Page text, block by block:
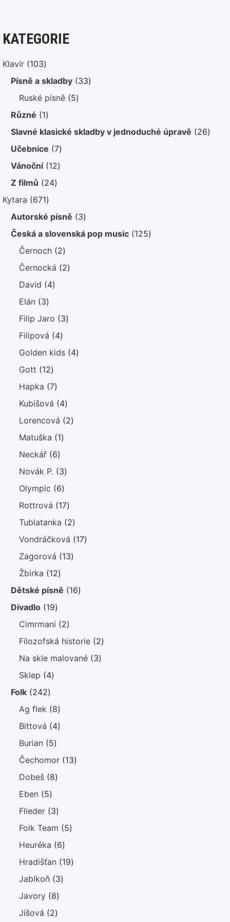
KATEGORIE
Klavír 103103
produktů
Písně a skladby 3333
Ruské písně 55
Různé 11
produkt
Slavné klasické skladby v jednoduché úpravě 2626
Učebnice 77
produktů
Vánoční 1212
Z filmů 2424
Kytara 671671
produktů
Autorské písně 33
produkty
Česká a slovenská pop music 125125
Černoch 22
produkty
Černocká 22
David 44
Elán 33
produkty
Filip Jaro 33
Filipová 44
produkty
Golden kids 44
Gott 1212
produktů
Hapka 77
produktů
Kubišová 44
produkty
Lorencová 22
Matuška 11
Neckář 66
produktů
Novák P. 33
Olympic 66
produktů
Rottrová 1717
produktů
Tublatanka 22
produkty
Vondráčková 1717
Zagorová 1313
Žbirka 1212
produktů
Dětské písně 1616
Divadlo 1919
produktů
Cimrmani 22
produkty
Filozofská historie 22
Na skle malované 33
Sklep 44
Folk 242242
produktů
Ag flek 88
produktů
Bittová 44
Burian 55
produktů
Čechomor 1313
Dobeš 88
Eben 55
produktů
Flieder 33
produkty
Folk Team 55
Heuréka 66
produktů
Hradišťan 1919
Jablkoň 33
Javory 88
produktů
Jíšová 22
Item added to cart.